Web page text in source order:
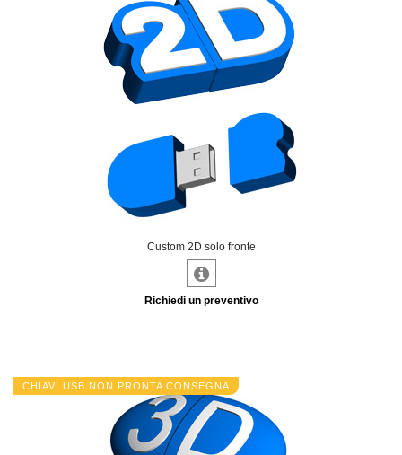
Custom 2D solo fronte
Richiedi un preventivo
CHIAVI USB NON PRONTA CONSEGNA